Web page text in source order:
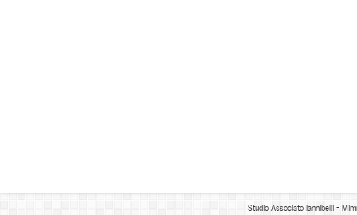
Studio Associato Iannibelli -